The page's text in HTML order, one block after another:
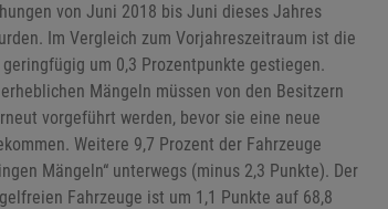
von Juni 2018 bis Juni dieses Jahres
Im Vergleich zum Vorjahreszeitraum ist die
um 0,3 Prozentpunkte gestiegen.
Mängeln müssen von den Besitzern
vorgeführt werden, bevor sie eine neue
Weitere 9,7 Prozent der Fahrzeuge
Mängeln“ unterwegs (minus 2,3 Punkte). Der
Fahrzeuge ist um 1,1 Punkte auf 68,8